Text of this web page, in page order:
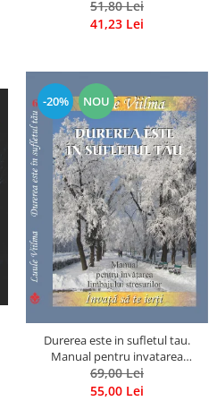
51,80 Lei
41,23 Lei
-20% NOU
Durerea este in sufletul tau.
Manual pentru invatarea
limbajului stresurilor Seria
Invata sa te Ierti Luule Viilma
69,00 Lei
55,00 Lei